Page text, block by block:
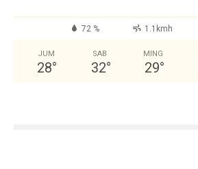
72 % 1.1kmh
JUM
28°
SAB
32°
MING
29°